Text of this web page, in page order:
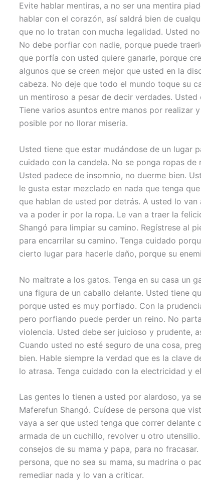
Evite hablar mentiras, a no ser una mentira
hablar con el corazón, así saldrá bien de
que no lo tratan con mucha legalidad. Usted
No debe porfiar con nadie, porque puede
que porfía con usted quiere ganarle, porque
algunos que se creen mejor que usted en la
cabeza. No deje que todo el mundo toque su
un mentiroso a pesar de decir verdades.
Tiene varios asuntos entre manos por realizar
posible por no llorar miseria.
Usted tiene que estar mudándose de un lugar
cuidado con la candela. No se ponga ropas
Usted padece de insomnio, no duerme bien.
le gusta estar mezclado en nada que tenga
que hablan de usted por detrás. A usted lo
va a poder ir por la ropa. Le van a traer la
Shangó para limpiar su camino. Regístrese al
para encarrilar su camino. Tenga cuidado
cierto lugar para hacerle daño, porque su
No maltrate a los gatos. Tenga en su casa un
una figura de un caballo delante. Usted tiene
porque usted es muy porfiado. Con la
pero porfiando puede perder un reino. No
violencia. Usted debe ser juicioso y prudente,
Cuando usted no esté seguro de una cosa,
bien. Hable siempre la verdad que es la clave
lo atrasa. Tenga cuidado con la electricidad y
Las gentes lo tienen a usted por alardoso, ya
Maferefun Shangó. Cuídese de persona que
vaya a ser que usted tenga que correr delante
armada de un cuchillo, revolver u otro
consejos de su mama y papa, para no
persona, que no sea su mama, su madrina o
remediar nada y lo van a criticar.